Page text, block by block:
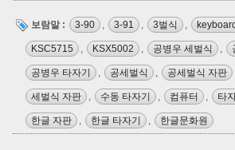
보람말 : 3-90 , 3-91 , 3벌식 ,
KSC5715 , KSX5002 , 공병우 세벌식 ,
공병우 타자기 , 공세벌식 , 공세벌식 자판
세벌식 자판 , 수동 타자기 , 컴퓨터 , 타
한글 자판 , 한글 타자기 , 한글문화원